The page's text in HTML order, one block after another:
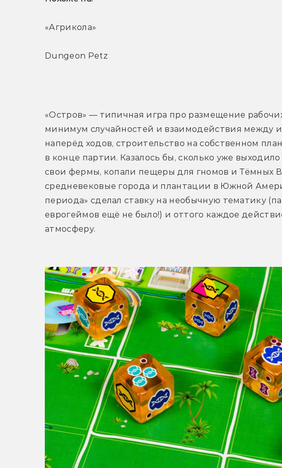
«Агрикола»
Dungeon Petz
«Остров» — типичная игра про размещение
минимум случайностей и взаимодействия между
наперёд ходов, строительство на собственном
в конце партии. Казалось бы, сколько уже
свои фермы, копали пещеры для гномов и Тёмных
средневековые города и плантации в Южной
периода» сделал ставку на необычную тематику
еврогеймов ещё не было!) и оттого каждое
атмосферу.